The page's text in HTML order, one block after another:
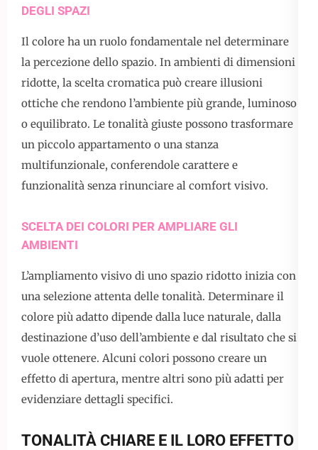
DEGLI SPAZI
Il colore ha un ruolo fondamentale nel determinare
la percezione dello spazio. In ambienti di dimensioni
ridotte, la scelta cromatica può creare illusioni
ottiche che rendono l’ambiente più grande, luminoso
o equilibrato. Le tonalità giuste possono trasformare
un piccolo appartamento o una stanza
multifunzionale, conferendole carattere e
funzionalità senza rinunciare al comfort visivo.
SCELTA DEI COLORI PER AMPLIARE GLI
AMBIENTI
L’ampliamento visivo di uno spazio ridotto inizia con
una selezione attenta delle tonalità. Determinare il
colore più adatto dipende dalla luce naturale, dalla
destinazione d’uso dell’ambiente e dal risultato che si
vuole ottenere. Alcuni colori possono creare un
effetto di apertura, mentre altri sono più adatti per
evidenziare dettagli specifici.
TONALITÀ CHIARE E IL LORO EFFETTO